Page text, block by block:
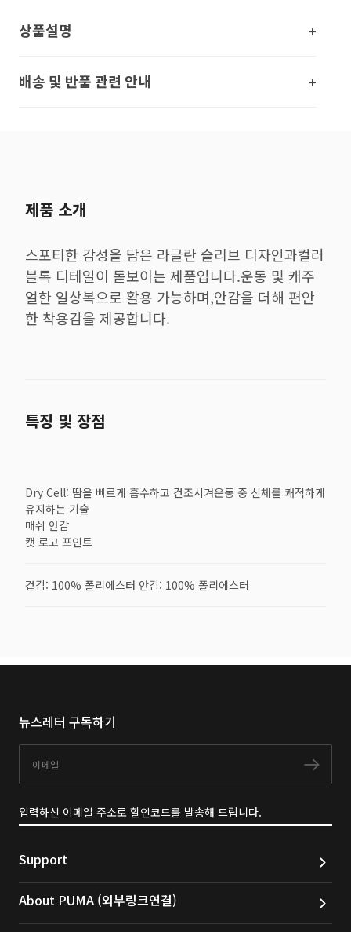
상품설명
배송 및 반품 관련 안내
제품 소개
스포티한 감성을 담은 라글란 슬리브 디자인과컬러
블록 디테일이 돋보이는 제품입니다.운동 및 캐주
얼한 일상복으로 활용 가능하며,안감을 더해 편안
한 착용감을 제공합니다.
특징 및 장점
Dry Cell: 땀을 빠르게 흡수하고 건조시켜운동 중 신체를 쾌적하게
유지하는 기술
매쉬 안감
캣 로고 포인트
겉감: 100% 폴리에스터 안감: 100% 폴리에스터
뉴스레터 구독하기
구독
입력하신 이메일 주소로 할인코드를 발송해 드립니다.
Support
About PUMA (외부링크연결)